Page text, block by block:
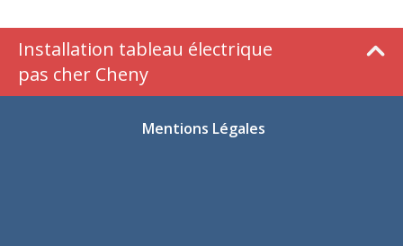
Installation tableau électrique
pas cher Cheny
Mentions Légales